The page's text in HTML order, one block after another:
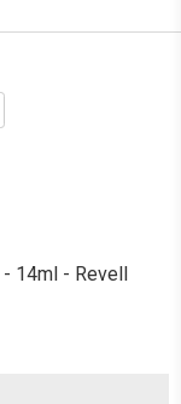
- 14ml - Revell